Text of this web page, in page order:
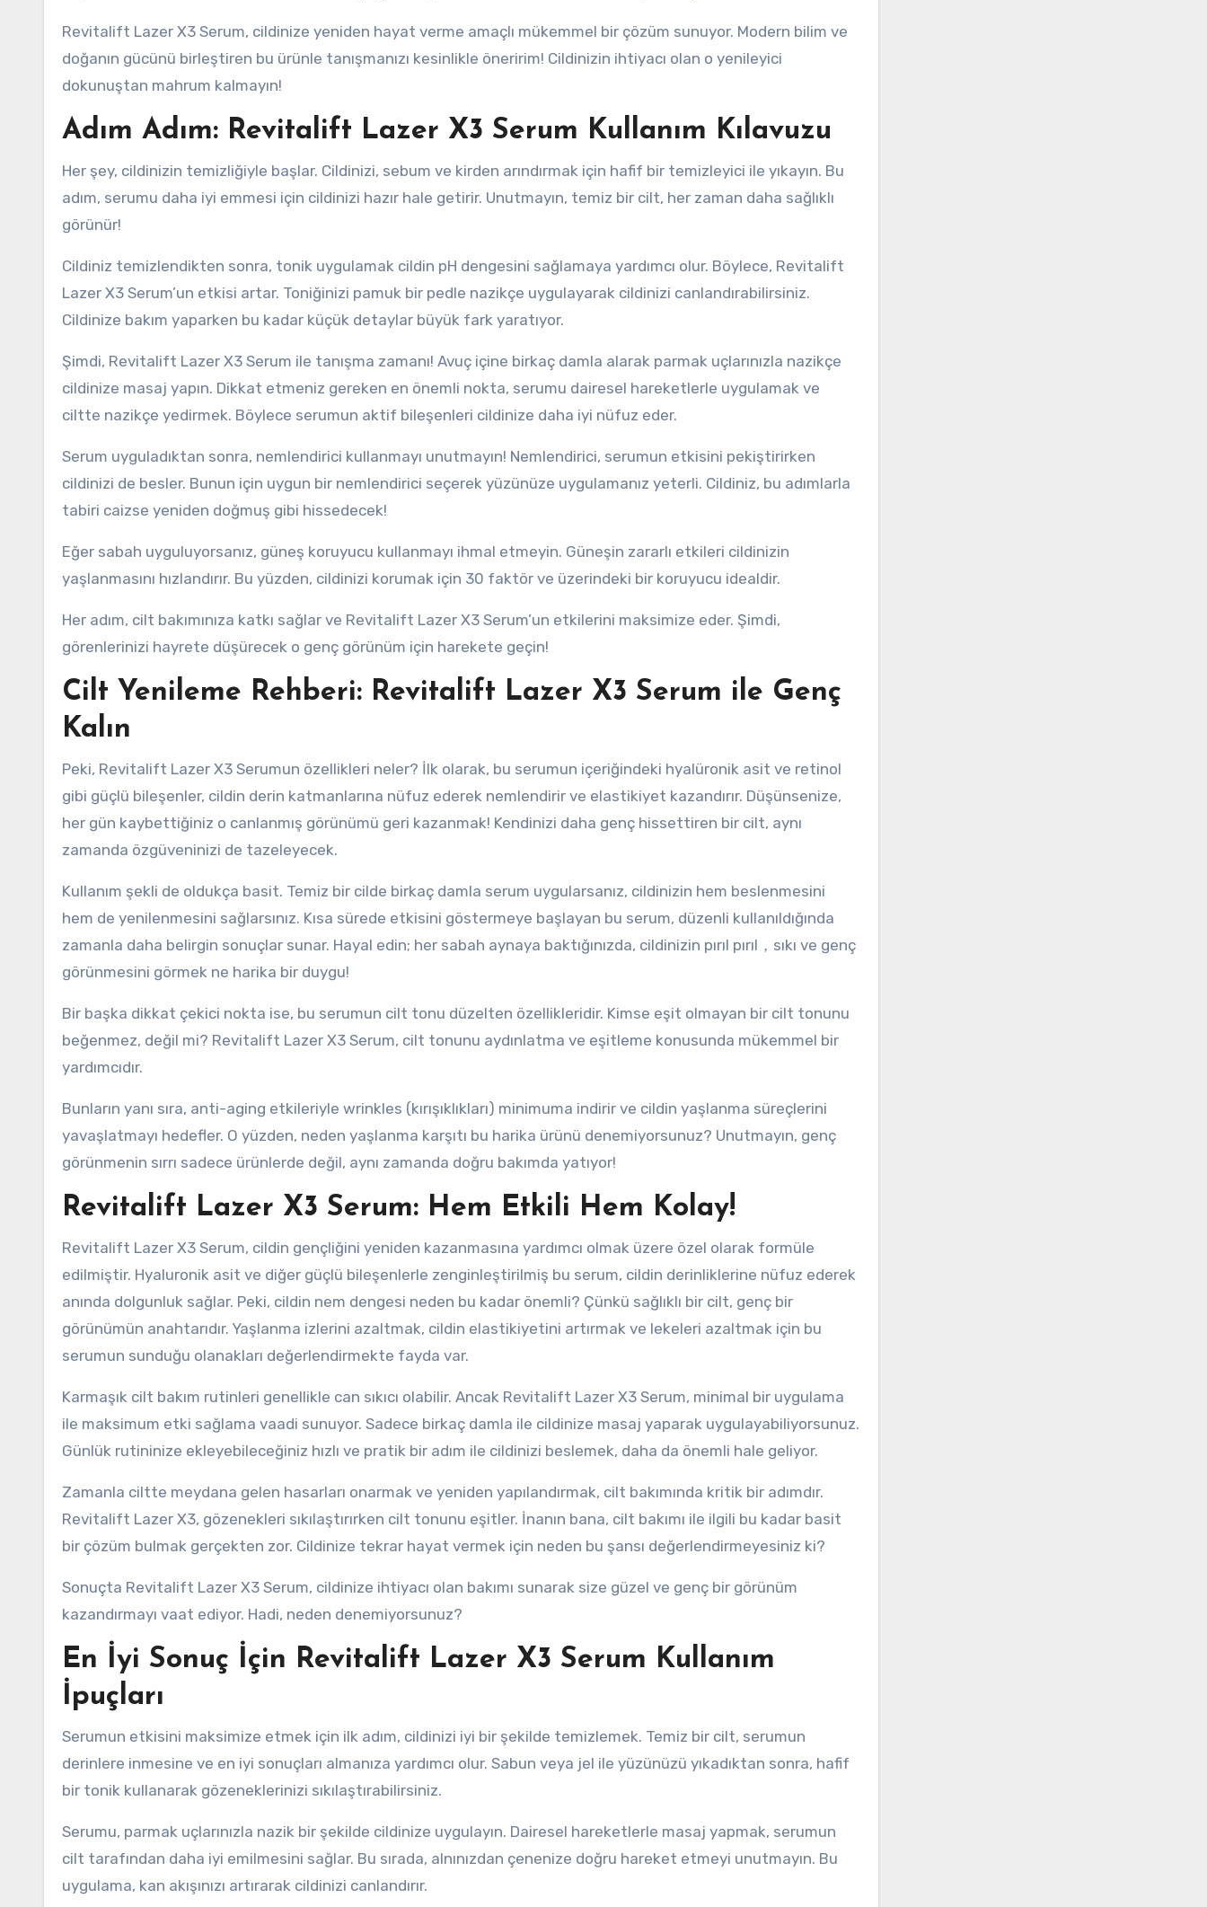
Revitalift Lazer X3 Serum, cildinize yeniden hayat verme amaçlı mükemmel bir çözüm sunuyor. Modern bilim ve
doğanın gücünü birleştiren bu ürünle tanışmanızı kesinlikle öneririm! Cildinizin ihtiyacı olan o yenileyici
dokunuştan mahrum kalmayın!
Adım Adım: Revitalift Lazer X3 Serum Kullanım Kılavuzu
Her şey, cildinizin temizliğiyle başlar. Cildinizi, sebum ve kirden arındırmak için hafif bir temizleyici ile yıkayın. Bu
adım, serumu daha iyi emmesi için cildinizi hazır hale getirir. Unutmayın, temiz bir cilt, her zaman daha sağlıklı
görünür!
Cildiniz temizlendikten sonra, tonik uygulamak cildin pH dengesini sağlamaya yardımcı olur. Böylece, Revitalift
Lazer X3 Serum’un etkisi artar. Toniğinizi pamuk bir pedle nazikçe uygulayarak cildinizi canlandırabilirsiniz.
Cildinize bakım yaparken bu kadar küçük detaylar büyük fark yaratıyor.
Şimdi, Revitalift Lazer X3 Serum ile tanışma zamanı! Avuç içine birkaç damla alarak parmak uçlarınızla nazikçe
cildinize masaj yapın. Dikkat etmeniz gereken en önemli nokta, serumu dairesel hareketlerle uygulamak ve
ciltte nazikçe yedirmek. Böylece serumun aktif bileşenleri cildinize daha iyi nüfuz eder.
Serum uyguladıktan sonra, nemlendirici kullanmayı unutmayın! Nemlendirici, serumun etkisini pekiştirirken
cildinizi de besler. Bunun için uygun bir nemlendirici seçerek yüzünüze uygulamanız yeterli. Cildiniz, bu adımlarla
tabiri caizse yeniden doğmuş gibi hissedecek!
Eğer sabah uyguluyorsanız, güneş koruyucu kullanmayı ihmal etmeyin. Güneşin zararlı etkileri cildinizin
yaşlanmasını hızlandırır. Bu yüzden, cildinizi korumak için 30 faktör ve üzerindeki bir koruyucu idealdir.
Her adım, cilt bakımınıza katkı sağlar ve Revitalift Lazer X3 Serum’un etkilerini maksimize eder. Şimdi,
görenlerinizi hayrete düşürecek o genç görünüm için harekete geçin!
Cilt Yenileme Rehberi: Revitalift Lazer X3 Serum ile Genç
Kalın
Peki, Revitalift Lazer X3 Serumun özellikleri neler? İlk olarak, bu serumun içeriğindeki hyalüronik asit ve retinol
gibi güçlü bileşenler, cildin derin katmanlarına nüfuz ederek nemlendirir ve elastikiyet kazandırır. Düşünsenize,
her gün kaybettiğiniz o canlanmış görünümü geri kazanmak! Kendinizi daha genç hissettiren bir cilt, aynı
zamanda özgüveninizi de tazeleyecek.
Kullanım şekli de oldukça basit. Temiz bir cilde birkaç damla serum uygularsanız, cildinizin hem beslenmesini
hem de yenilenmesini sağlarsınız. Kısa sürede etkisini göstermeye başlayan bu serum, düzenli kullanıldığında
zamanla daha belirgin sonuçlar sunar. Hayal edin; her sabah aynaya baktığınızda, cildinizin pırıl pırıl，sıkı ve genç
görünmesini görmek ne harika bir duygu!
Bir başka dikkat çekici nokta ise, bu serumun cilt tonu düzelten özellikleridir. Kimse eşit olmayan bir cilt tonunu
beğenmez, değil mi? Revitalift Lazer X3 Serum, cilt tonunu aydınlatma ve eşitleme konusunda mükemmel bir
yardımcıdır.
Bunların yanı sıra, anti-aging etkileriyle wrinkles (kırışıklıkları) minimuma indirir ve cildin yaşlanma süreçlerini
yavaşlatmayı hedefler. O yüzden, neden yaşlanma karşıtı bu harika ürünü denemiyorsunuz? Unutmayın, genç
görünmenin sırrı sadece ürünlerde değil, aynı zamanda doğru bakımda yatıyor!
Revitalift Lazer X3 Serum: Hem Etkili Hem Kolay!
Revitalift Lazer X3 Serum, cildin gençliğini yeniden kazanmasına yardımcı olmak üzere özel olarak formüle
edilmiştir. Hyaluronik asit ve diğer güçlü bileşenlerle zenginleştirilmiş bu serum, cildin derinliklerine nüfuz ederek
anında dolgunluk sağlar. Peki, cildin nem dengesi neden bu kadar önemli? Çünkü sağlıklı bir cilt, genç bir
görünümün anahtarıdır. Yaşlanma izlerini azaltmak, cildin elastikiyetini artırmak ve lekeleri azaltmak için bu
serumun sunduğu olanakları değerlendirmekte fayda var.
Karmaşık cilt bakım rutinleri genellikle can sıkıcı olabilir. Ancak Revitalift Lazer X3 Serum, minimal bir uygulama
ile maksimum etki sağlama vaadi sunuyor. Sadece birkaç damla ile cildinize masaj yaparak uygulayabiliyorsunuz.
Günlük rutininize ekleyebileceğiniz hızlı ve pratik bir adım ile cildinizi beslemek, daha da önemli hale geliyor.
Zamanla ciltte meydana gelen hasarları onarmak ve yeniden yapılandırmak, cilt bakımında kritik bir adımdır.
Revitalift Lazer X3, gözenekleri sıkılaştırırken cilt tonunu eşitler. İnanın bana, cilt bakımı ile ilgili bu kadar basit
bir çözüm bulmak gerçekten zor. Cildinize tekrar hayat vermek için neden bu şansı değerlendirmeyesiniz ki?
Sonuçta Revitalift Lazer X3 Serum, cildinize ihtiyacı olan bakımı sunarak size güzel ve genç bir görünüm
kazandırmayı vaat ediyor. Hadi, neden denemiyorsunuz?
En İyi Sonuç İçin Revitalift Lazer X3 Serum Kullanım
İpuçları
Serumun etkisini maksimize etmek için ilk adım, cildinizi iyi bir şekilde temizlemek. Temiz bir cilt, serumun
derinlere inmesine ve en iyi sonuçları almanıza yardımcı olur. Sabun veya jel ile yüzünüzü yıkadıktan sonra, hafif
bir tonik kullanarak gözeneklerinizi sıkılaştırabilirsiniz.
Serumu, parmak uçlarınızla nazik bir şekilde cildinize uygulayın. Dairesel hareketlerle masaj yapmak, serumun
cilt tarafından daha iyi emilmesini sağlar. Bu sırada, alnınızdan çenenize doğru hareket etmeyi unutmayın. Bu
uygulama, kan akışınızı artırarak cildinizi canlandırır.